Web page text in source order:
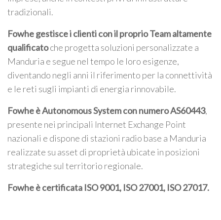
tradizionali.
Fowhe gestisce i clienti con il proprio Team altamente
qualificatoche progetta soluzioni personalizzate a
Manduria e segue nel tempo le loro esigenze,
diventando negli anni il riferimento per la connettività
e le reti sugli impianti di energia rinnovabile.
Fowhe è Autonomous System con numero AS60443,
presente nei principali Internet Exchange Point
nazionali e dispone di stazioni radio base a Manduria
realizzate su asset di proprietà ubicate in posizioni
strategiche sul territorio regionale.
Fowhe è certificata ISO 9001, ISO 27001, ISO 27017.